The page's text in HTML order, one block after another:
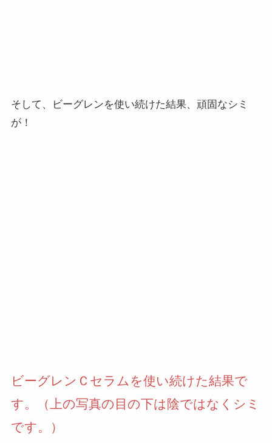
そして、ビーグレンを使い続けた結果、頑固なシミ
が！
ビーグレンＣセラムを使い続けた結果で
す。（上の写真の目の下は陰ではなくシミ
です。）